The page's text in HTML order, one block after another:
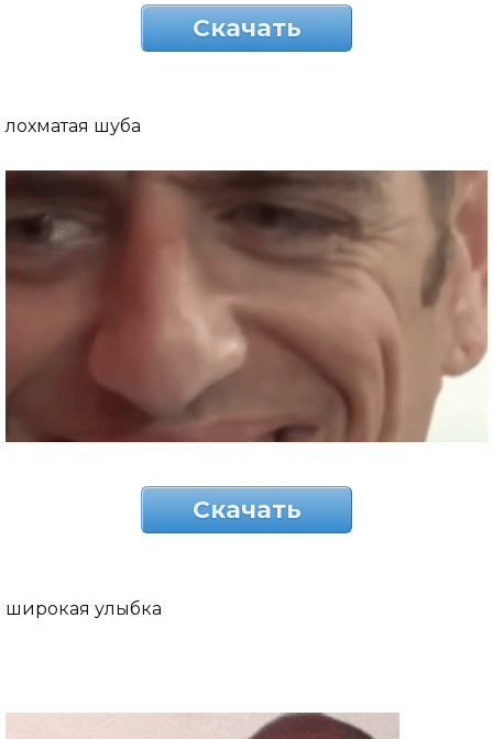
Скачать
лохматая шуба
Скачать
широкая улыбка